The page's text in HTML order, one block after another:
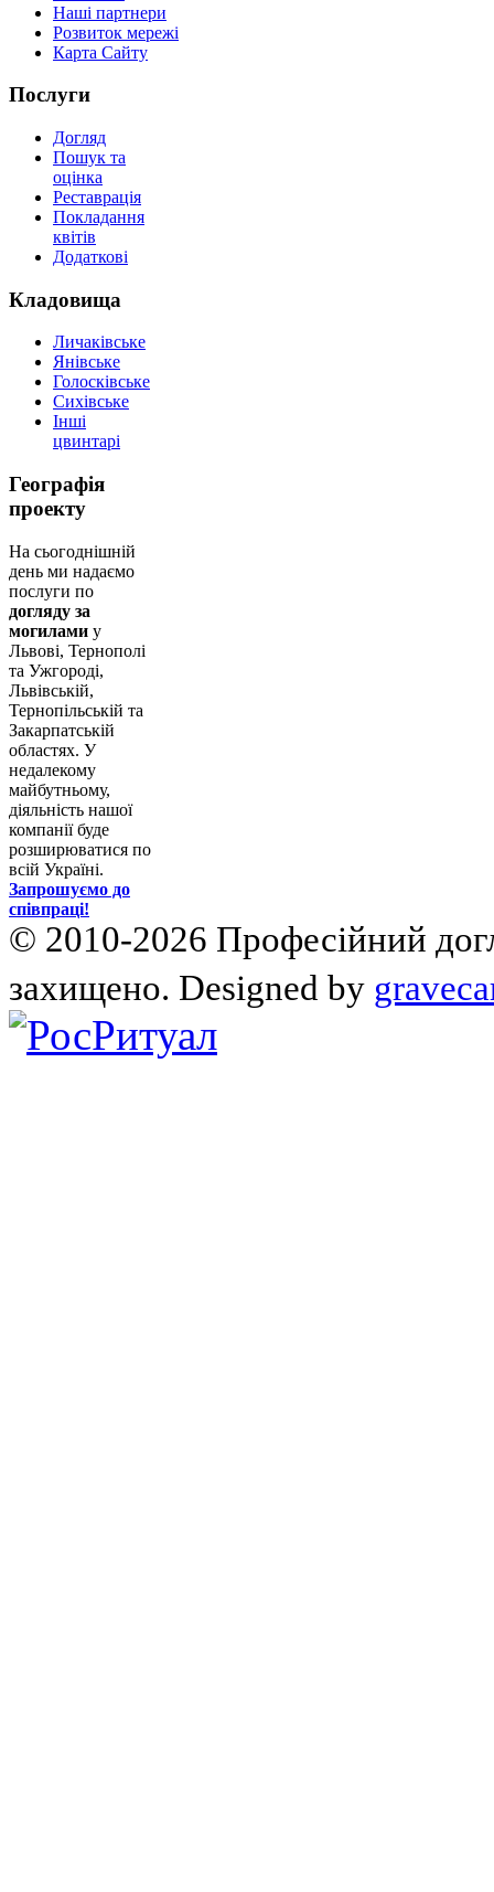
Наші партнери
Розвиток мережі
Карта Сайту
Послуги
Догляд
Пошук та
оцінка
Реставрація
Покладання
квітів
Додаткові
Кладовища
Личаківське
Янівське
Голосківське
Сихівське
Інші
цвинтарі
Географія
проекту
На сьогоднішній
день ми надаємо
послуги по
догляду за
могилами у
Львові, Тернополі
та Ужгороді,
Львівській,
Тернопільській та
Закарпатській
областях. У
недалекому
майбутньому,
діяльність нашої
компанії буде
розширюватися по
всій Україні.
Запрошуємо до
співпраці!
© 2010-2026 Професійний
захищено. Designed by